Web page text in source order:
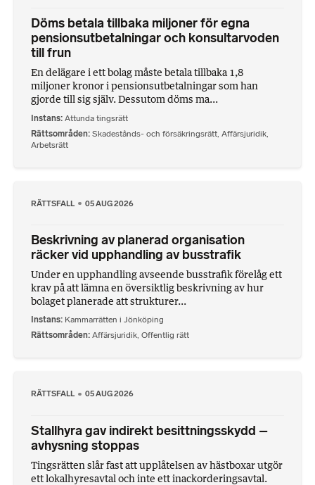
Döms betala tillbaka miljoner för egna
pensionsutbetalningar och konsultarvoden
till frun
En delägare i ett bolag måste betala tillbaka 1,8
miljoner kronor i pensionsutbetalningar som han
gjorde till sig själv. Dessutom döms ma...
Instans Attunda tingsrätt
Rättsområden Skadestånds- och försäkringsrätt Affärsjuridik
Arbetsrätt
RÄTTSFALL 05 AUG 2026
Beskrivning av planerad organisation
räcker vid upphandling av busstrafik
Under en upphandling avseende busstrafik förelåg ett
krav på att lämna en översiktlig beskrivning av hur
bolaget planerade att strukturer...
Instans Kammarrätten i Jönköping
Rättsområden Affärsjuridik, Offentlig rätt
RÄTTSFALL 05 AUG 2026
Stallhyra gav indirekt besittningsskydd –
avhysning stoppas
Tingsrätten slår fast att upplåtelsen av hästboxar utgör
ett lokalhyresavtal och inte ett inackorderingsavtal.